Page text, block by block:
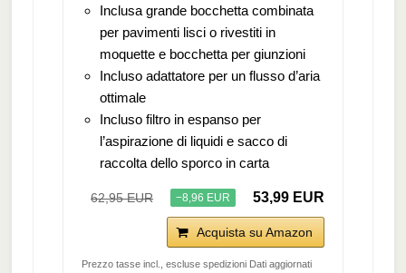
Inclusa grande bocchetta combinata
per pavimenti lisci o rivestiti in
moquette e bocchetta per giunzioni
Incluso adattatore per un flusso d’aria
ottimale
Incluso filtro in espanso per
l’aspirazione di liquidi e sacco di
raccolta dello sporco in carta
62,95 EUR −8,96 EUR 53,99 EUR
Acquista su Amazon
Prezzo tasse incl., escluse spedizioni Dati aggiornati